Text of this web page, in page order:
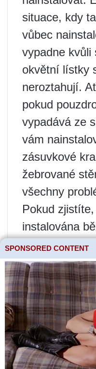
situace, kdy
vůbec
vypadne kvůli
okvětní lístky
neroztahují.
pokud
vypadává ze
vám
zásuvkové
žebrované
všechny
Pokud
instalována
nástěnná
stále
zkontrolovat
možnost, že
krabice je
průměr
čemuž se
nebude moci
SPONSORED CONTENT